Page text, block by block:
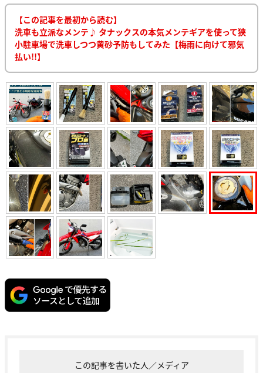
【この記事を最初から読む】
洗車も立派なメンテ♪ タナックスの本気メンテギアを使って狭
小駐車場で洗車しつつ黄砂予防もしてみた【梅雨に向けて邪気
払い!!】
この記事を書いた人／メディア